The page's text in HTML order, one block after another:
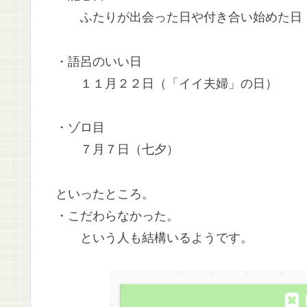
ふたりが出会った日や付き合い始めた日
・語呂のいい日
１１月２２日（「イイ夫婦」の日）
・ゾロ目
７月７日（七夕）
といったところ。
・こだわらなかった。
という人も結構いるようです。